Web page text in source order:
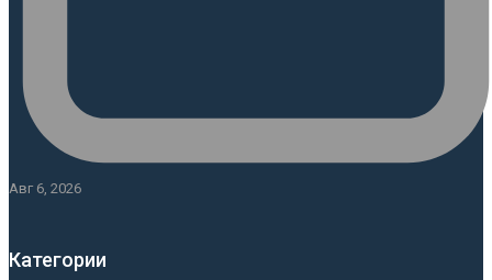
Авг 6, 2026
Категории